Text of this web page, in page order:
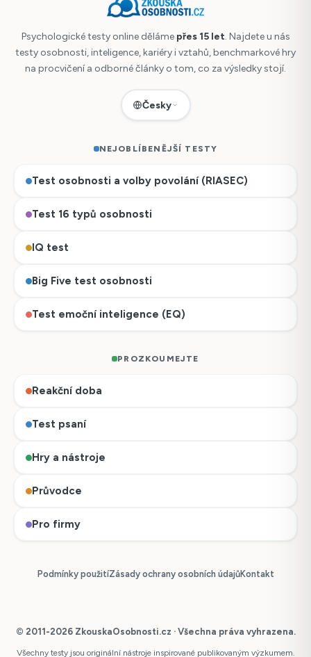
Psychologické testy online děláme přes 15 let. Najdete u nás
testy osobnosti, inteligence, kariéry i vztahů, benchmarkové hry
na procvičení a odborné články o tom, co za výsledky stojí.
Česky
NEJOBLÍBENĚJŠÍ TESTY
Test osobnosti a volby povolání (RIASEC)
Test 16 typů osobnosti
IQ test
Big Five test osobnosti
Test emoční inteligence (EQ)
PROZKOUMEJTE
Reakční doba
Test psaní
Hry a nástroje
Průvodce
Pro firmy
Podmínky použitíZásady ochrany osobních údajůKontakt
© 2011-2026 ZkouskaOsobnosti.cz · Všechna práva vyhrazena.
Všechny testy jsou originální nástroje inspirované publikovaným výzkumem.